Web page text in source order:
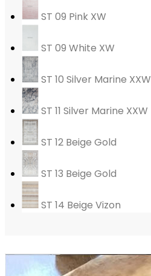
ST 09 Pink XW
ST 09 White XW
ST 10 Silver Marine XXW
ST 11 Silver Marine XXW
ST 12 Beige Gold
ST 13 Beige Gold
ST 14 Beige Vizon